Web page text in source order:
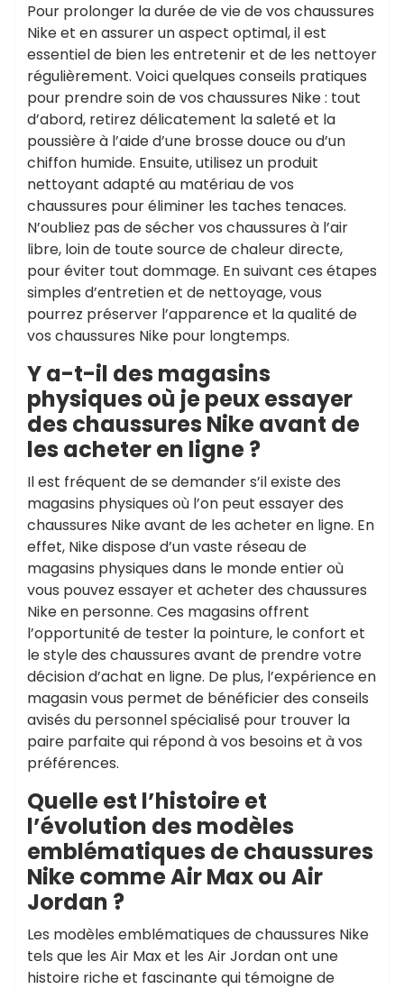
Pour prolonger la durée de vie de vos chaussures
Nike et en assurer un aspect optimal, il est
essentiel de bien les entretenir et de les nettoyer
régulièrement. Voici quelques conseils pratiques
pour prendre soin de vos chaussures Nike : tout
d’abord, retirez délicatement la saleté et la
poussière à l’aide d’une brosse douce ou d’un
chiffon humide. Ensuite, utilisez un produit
nettoyant adapté au matériau de vos
chaussures pour éliminer les taches tenaces.
N’oubliez pas de sécher vos chaussures à l’air
libre, loin de toute source de chaleur directe,
pour éviter tout dommage. En suivant ces étapes
simples d’entretien et de nettoyage, vous
pourrez préserver l’apparence et la qualité de
vos chaussures Nike pour longtemps.
Y a-t-il des magasins
physiques où je peux essayer
des chaussures Nike avant de
les acheter en ligne ?
Il est fréquent de se demander s’il existe des
magasins physiques où l’on peut essayer des
chaussures Nike avant de les acheter en ligne. En
effet, Nike dispose d’un vaste réseau de
magasins physiques dans le monde entier où
vous pouvez essayer et acheter des chaussures
Nike en personne. Ces magasins offrent
l’opportunité de tester la pointure, le confort et
le style des chaussures avant de prendre votre
décision d’achat en ligne. De plus, l’expérience en
magasin vous permet de bénéficier des conseils
avisés du personnel spécialisé pour trouver la
paire parfaite qui répond à vos besoins et à vos
préférences.
Quelle est l’histoire et
l’évolution des modèles
emblématiques de chaussures
Nike comme Air Max ou Air
Jordan ?
Les modèles emblématiques de chaussures Nike
tels que les Air Max et les Air Jordan ont une
histoire riche et fascinante qui témoigne de